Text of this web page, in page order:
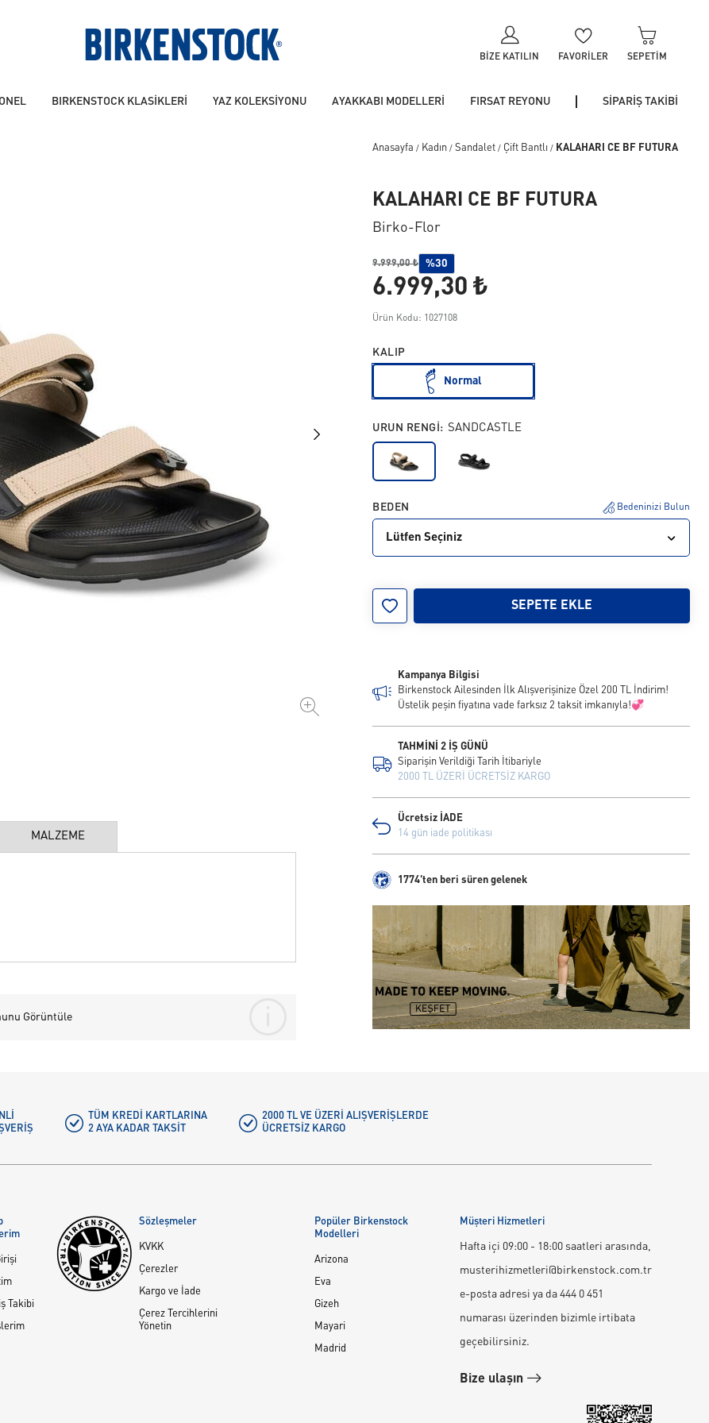
BIZE KATILIN FAVORILER SEPETIM
BIRKENSTOCK KLASİKLERİ YAZ KOLEKSİYONU AYAKKABI MODELLERİ FIRSAT REYONU SİPARİŞ TAKİBİ
MALZEME
Görüntüle
Anasayfa / Kadın / Sandalet / Çift Bantlı / KALAHARI CE BF FUTURA
KALAHARI CE BF FUTURA
Birko-Flor
9.999,00 ₺ %30
6.999,30 ₺
Ürün Kodu: 1027108
KALIP
Normal
URUN RENGI: SANDCASTLE
BEDEN Bedeninizi Bulun
Lütfen Seçiniz
SEPETE EKLE
Kampanya Bilgisi
Birkenstock Ailesinden İlk Alışverişinize Özel 200 TL İndirim!
Üstelik peşin fiyatına vade farksız 2 taksit imkanıyla!💞
TAHMİNİ 2 İŞ GÜNÜ
Siparişin Verildiği Tarih İtibariyle
2000 TL ÜZERİ ÜCRETSİZ KARGO
Ücretsiz İADE
14 gün iade politikası
1774'ten beri süren gelenek
TÜM KREDI KARTLARINA
2 AYA KADAR TAKSIT
2000 TL VE ÜZERİ ALIŞVERİŞLERDE
ÜCRETSIZ KARGO
Takibi
Sözleşmeler
KVKK
Çerezler
Kargo ve İade
Çerez Tercihlerini
Yönetin
Popüler Birkenstock
Modelleri
Arizona
Eva
Gizeh
Mayari
Madrid
Müşteri Hizmetleri
Hafta içi 09:00 - 18:00 saatleri arasında,
musterihizmetleri@birkenstock.com.tr
e-posta adresi ya da 444 0 451
numarası üzerinden bizimle irtibata
geçebilirsiniz.
Bize ulaşın